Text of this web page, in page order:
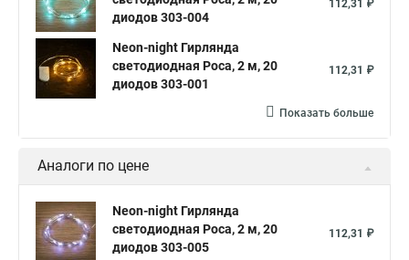
диодов 303-004
112,31 ₽
Neon-night Гирлянда
светодиодная Роса, 2 м, 20
диодов 303-001
112,31 ₽
Показать больше
Аналоги по цене
Neon-night Гирлянда
светодиодная Роса, 2 м, 20
диодов 303-005
112,31 ₽